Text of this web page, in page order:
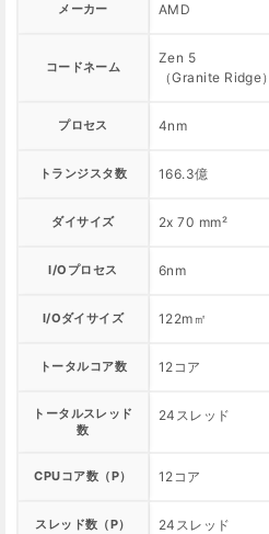
メーカー AMD
コードネーム
Zen 5
（Granite Ridge）
プロセス 4nm
トランジスタ数 166.3億
ダイサイズ 2x 70 mm²
I/Oプロセス 6nm
I/Oダイサイズ 122m㎡
トータルコア数 12コア
トータルスレッド
数
24スレッド
CPUコア数（P） 12コア
スレッド数（P） 24スレッド